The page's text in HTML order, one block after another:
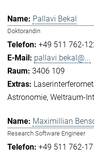
Pallavi Bekal
Doktorandin
+49 511 762-
pallavi.bekal@...
3406 109
Astronomie Weltraum-
Maximillian
Research Software Engineer
+49 511 762-